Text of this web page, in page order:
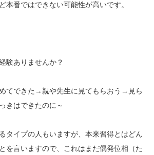
本番ではできない可能性が高いです。
験ありませんか？
てできた→親や先生に見てもらおう→見ら
きはできたのに～
タイプの人もいますが、本来習得とはどん
を言いますので、これはまだ偶発位相（た